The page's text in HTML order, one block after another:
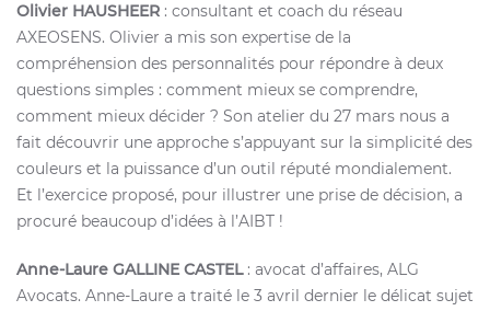
Olivier HAUSHEER : consultant et coach du réseau
AXEOSENS. Olivier a mis son expertise de la
compréhension des personnalités pour répondre à deux
questions simples : comment mieux se comprendre,
comment mieux décider ? Son atelier du 27 mars nous a
fait découvrir une approche s’appuyant sur la simplicité des
couleurs et la puissance d’un outil réputé mondialement.
Et l’exercice proposé, pour illustrer une prise de décision, a
procuré beaucoup d’idées à l’AIBT !
Anne-Laure GALLINE CASTEL: avocat d’affaires, ALG
Avocats. Anne-Laure a traité le 3 avril dernier le délicat sujet